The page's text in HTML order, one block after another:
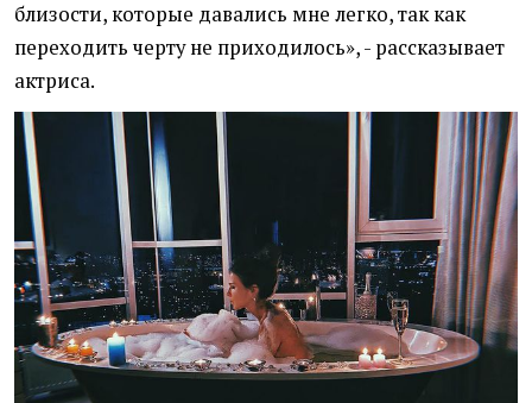
близости, которые давались мне легко, так как
переходить черту не приходилось», - рассказывает
актриса.